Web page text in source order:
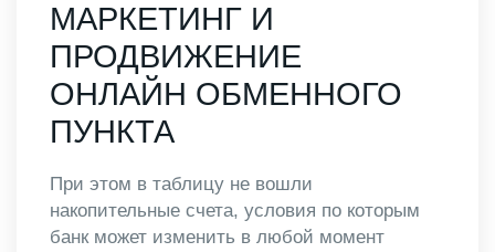
МАРКЕТИНГ И
ПРОДВИЖЕНИЕ
ОНЛАЙН ОБМЕННОГО
ПУНКТА
При этом в таблицу не вошли
накопительные счета, условия по которым
банк может изменить в любой момент